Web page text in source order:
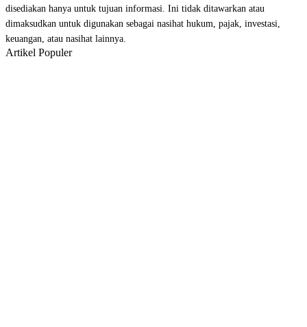
disediakan hanya untuk tujuan informasi. Ini tidak ditawarkan atau
dimaksudkan untuk digunakan sebagai nasihat hukum, pajak, investasi,
keuangan, atau nasihat lainnya.
Artikel Populer